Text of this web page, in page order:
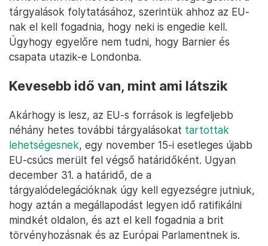
tárgyalások folytatásához, szerintük ahhoz az EU-
nak el kell fogadnia, hogy neki is engedie kell.
Úgyhogy egyelőre nem tudni, hogy Barnier és
csapata utazik-e Londonba.
Kevesebb idő van, mint ami látszik
Akárhogy is lesz, az EU-s források is legfeljebb
néhány hetes további tárgyalásokat tartottak
lehetségesnek, egy november 15-i esetleges újabb
EU-csúcs merült fel végső határidőként. Ugyan
december 31. a határidő, de a
tárgyalódelegációknak úgy kell egyezségre jutniuk,
hogy aztán a megállapodást legyen idő ratifikálni
mindkét oldalon, és azt el kell fogadnia a brit
törvényhozásnak és az Európai Parlamentnek is.